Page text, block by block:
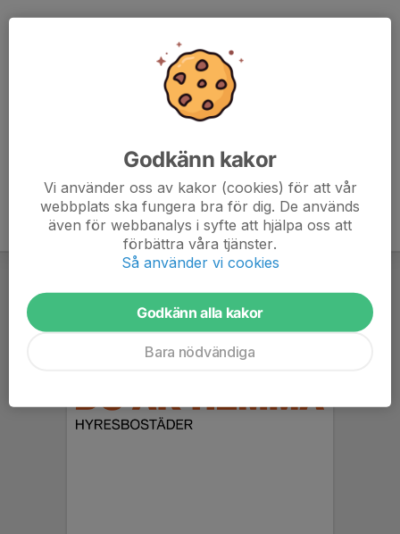
Godkänn kakor
Vi använder oss av kakor (cookies) för att vår
webbplats ska fungera bra för dig. De används
även för webbanalys i syfte att hjälpa oss att
förbättra våra tjänster.
Så använder vi cookies
Godkänn alla kakor
Bara nödvändiga